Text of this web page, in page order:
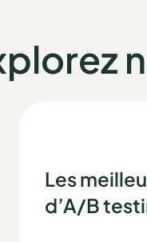
Les
d’A/B